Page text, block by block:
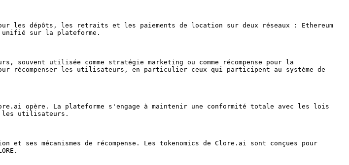
les dépôts, les retraits et les paiements de location sur deux réseaux : Ethereum
unifié sur la plateforme.
utilisée comme stratégie marketing ou comme récompense pour la
récompenser les utilisateurs, en particulier ceux qui participent au système de
opère. La plateforme s'engage à maintenir une conformité totale avec les lois
les utilisateurs.
ses mécanismes de récompense. Les tokenomics de Clore.ai sont conçues pour